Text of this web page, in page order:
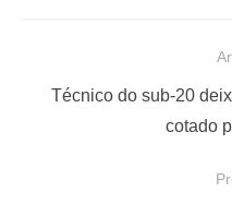
Técnico do sub-20
cotado